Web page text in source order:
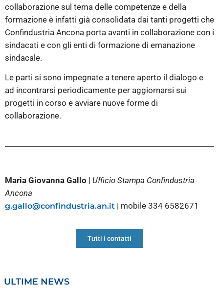
collaborazione sul tema delle competenze e della
formazione è infatti già consolidata dai tanti progetti che
Confindustria Ancona porta avanti in collaborazione con i
sindacati e con gli enti di formazione di emanazione
sindacale.
Le parti si sono impegnate a tenere aperto il dialogo e
ad incontrarsi periodicamente per aggiornarsi sui
progetti in corso e avviare nuove forme di
collaborazione.
Maria Giovanna Gallo | Ufficio Stampa Confindustria
Ancona
g.gallo@confindustria.an.it | mobile 334 6582671
Tutti i contatti
ULTIME NEWS